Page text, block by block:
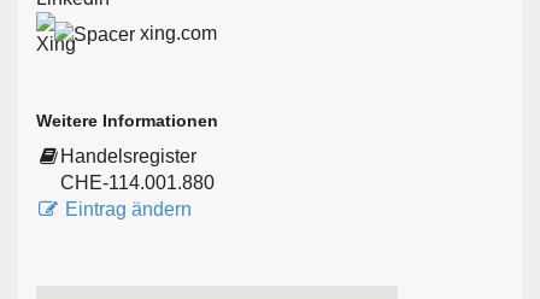
xing.com
Weitere Informationen
Handelsregister
CHE-114.001.880
Eintrag ändern